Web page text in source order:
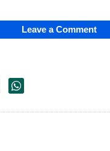
Leave a Comment